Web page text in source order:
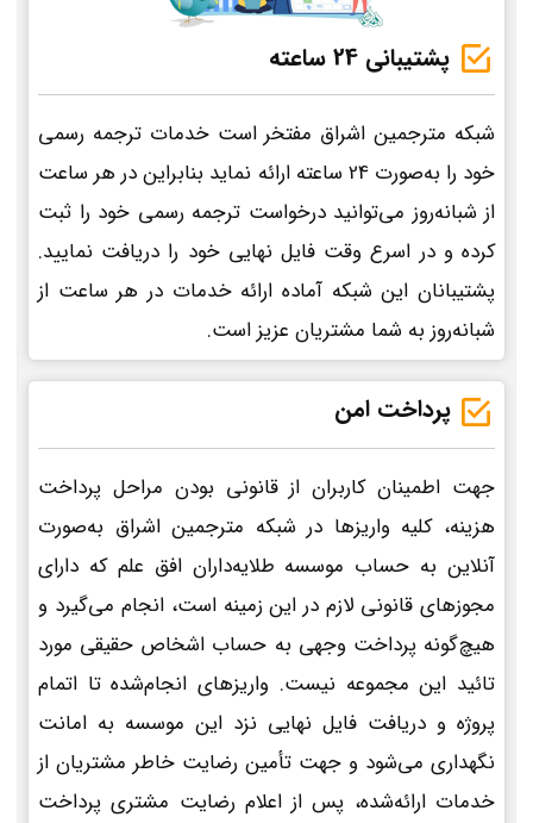
پشتیبانی 24 ساعته
شبکه مترجمین اشراق مفتخر است خدمات ترجمه رسمی
خود را به‌صورت 24 ساعته ارائه نماید بنابراین در هر ساعت
از شبانه‌روز می‌توانید درخواست ترجمه رسمی خود را ثبت
کرده و در اسرع وقت فایل نهایی خود را دریافت نمایید.
پشتیبانان این شبکه آماده ارائه خدمات در هر ساعت از
شبانه‌روز به شما مشتریان عزیز است.
پرداخت امن
جهت اطمینان کاربران از قانونی بودن مراحل پرداخت
هزینه، کلیه واریزها در شبکه مترجمین اشراق به‌صورت
آنلاین به حساب موسسه طلایه‌داران افق علم که دارای
مجوزهای قانونی لازم در این زمینه است، انجام می‌گیرد و
هیچ‌گونه پرداخت وجهی به حساب اشخاص حقیقی مورد
تائید این مجموعه نیست. واریزهای انجام‌شده تا اتمام
پروژه و دریافت فایل نهایی نزد این موسسه به امانت
نگهداری می‌شود و جهت تأمین رضایت خاطر مشتریان از
خدمات ارائه‌شده، پس از اعلام رضایت مشتری پرداخت